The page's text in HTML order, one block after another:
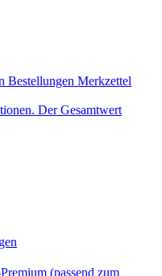
Bestellungen Merkzettel
Der Gesamtwert
(passend zum